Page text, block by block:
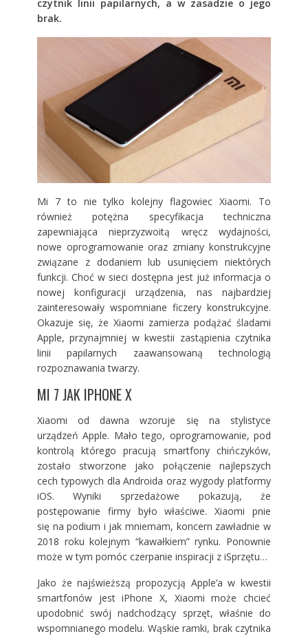
czytnik linii papilarnych, a w zasadzie o jego
brak.
Mi 7 to nie tylko kolejny flagowiec Xiaomi. To
również potężna specyfikacja techniczna
zapewniająca nieprzyzwoitą wręcz wydajności,
nowe oprogramowanie oraz zmiany konstrukcyjne
związane z dodaniem lub usunięciem niektórych
funkcji. Choć w sieci dostępna jest już informacja o
nowej konfiguracji urządzenia, nas najbardziej
zainteresowały wspomniane ficzery konstrukcyjne.
Okazuje się, że Xiaomi zamierza podążać śladami
Apple, przynajmniej w kwestii zastąpienia czytnika
linii papilarnych zaawansowaną technologią
rozpoznawania twarzy.
MI 7 JAK IPHONE X
Xiaomi od dawna wzoruje się na stylistyce
urządzeń Apple. Mało tego, oprogramowanie, pod
kontrolą którego pracują smartfony chińczyków,
zostało stworzone jako połączenie najlepszych
cech typowych dla Androida oraz wygody platformy
iOS. Wyniki sprzedażowe pokazują, że
postępowanie firmy było właściwe. Xiaomi pnie
się na podium i jak mniemam, koncern zawładnie w
2018 roku kolejnym “kawałkiem” rynku. Ponownie
może w tym pomóc czerpanie inspiracji z iSprzętu…
Jako że najświeższą propozycją Apple’a w kwestii
smartfonów jest iPhone X, Xiaomi może chcieć
upodobnić swój nadchodzący sprzęt, właśnie do
wspomnianego modelu. Wąskie ramki, brak czytnika